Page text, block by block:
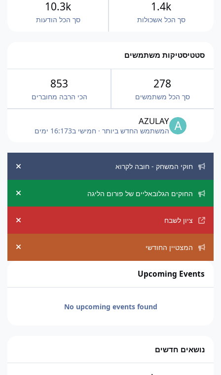
סך הכל אשכולות
1.4k
סך הכל הודעות
10.3k
סטטיסטיקות משתמשים
278
סך הכל משתמשים
853
הכי הרבה מחוברים
AZULAY
המשתמש החדש ביותר · חמישי ב16:173 ימים
חוקי המשחק - חובה לקרוא
החוקים הגלובאליים של פורום הליגה
ציון לשבח
המצטיין החודשי
Upcoming Events
No upcoming events found
נושאים חדשים